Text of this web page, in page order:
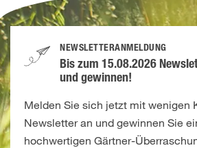
NEWSLETTERANMELDUNG
Bis zum 15.08.2026
und gewinnen!
Melden Sie sich jetzt mit wenigen
Newsletter an und gewinnen Sie
hochwertigen Gärtner-